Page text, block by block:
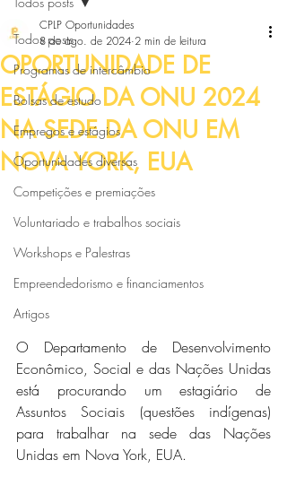
Todos posts
Programas de intercâmbio
Bolsas de estudo
Empregos e estágios
Oportunidades diversas
Competições e premiações
Voluntariado e trabalhos sociais
Workshops e Palestras
Empreendedorismo e financiamentos
Artigos
OPORTUNIDADE DE
ESTÁGIO DA ONU 2024
NA SEDE DA ONU EM
NOVA YORK, EUA
CPLP Oportunidades
8 de ago. de 2024 2 min de leitura
O Departamento de Desenvolvimento
Econômico, Social e das Nações Unidas
está procurando um estagiário de
Assuntos Sociais (questões indígenas)
para trabalhar na sede das Nações
Unidas em Nova York, EUA.